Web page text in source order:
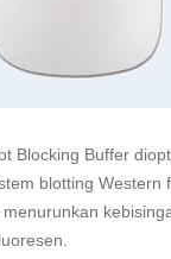
Blocking Buffer
blotting Western